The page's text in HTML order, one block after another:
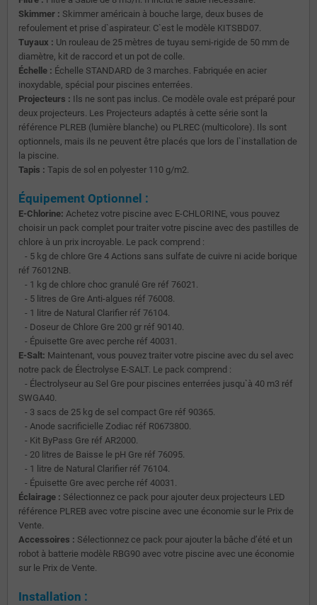
Skimmer : Skimmer américain à bouche large, deux buses de
refoulement et prise d`aspirateur. C`est le modèle KITSBD07.
Tuyaux : Un rouleau de 25 mètres de tuyau semi-rigide de 50 mm de
diamètre, kit de raccord et un pot de colle.
Échelle : Échelle STANDARD de 3 marches. Fabriquée en acier
inoxydable, spécial pour piscines enterrées.
Projecteurs : Ils ne sont pas inclus. Ce modèle ovale est préparé pour
deux projecteurs. Les Projecteurs adaptés à cette série sont la
référence PLREB (lumière blanche) ou PLREC (multicolore). Ils sont
optionnels, mais ils ne peuvent être placés que lors de l`installation de
la piscine.
Tapis : Tapis de sol en polyester 110 g/m2.
Équipement Optionnel :
E-Chlorine: Achetez votre piscine avec E-CHLORINE, vous pouvez
choisir un pack complet pour traiter votre piscine avec des pastilles de
chlore à un prix incroyable. Le pack comprend :
- 5 kg de chlore Gre 4 Actions sans sulfate de cuivre ni acide borique
réf 76012NB.
- 1 kg de chlore choc granulé Gre réf 76021.
- 5 litres de Gre Anti-algues réf 76008.
- 1 litre de Natural Clarifier réf 76104.
- Doseur de Chlore Gre 200 gr réf 90140.
- Épuisette Gre avec perche réf 40031.
E-Salt: Maintenant, vous pouvez traiter votre piscine avec du sel avec
notre pack de Électrolyse E-SALT. Le pack comprend :
- Électrolyseur au Sel Gre pour piscines enterrées jusqu`à 40 m3 réf
SWGA40.
- 3 sacs de 25 kg de sel compact Gre réf 90365.
- Anode sacrificielle Zodiac réf R0673800.
- Kit ByPass Gre réf AR2000.
- 20 litres de Baisse le pH Gre réf 76095.
- 1 litre de Natural Clarifier réf 76104.
- Épuisette Gre avec perche réf 40031.
Éclairage : Sélectionnez ce pack pour ajouter deux projecteurs LED
référence PLREB avec votre piscine avec une économie sur le Prix de
Vente.
Accessoires : Sélectionnez ce pack pour ajouter la bâche dʼété et un
robot à batterie modèle RBG90 avec votre piscine avec une économie
sur le Prix de Vente.
Installation :